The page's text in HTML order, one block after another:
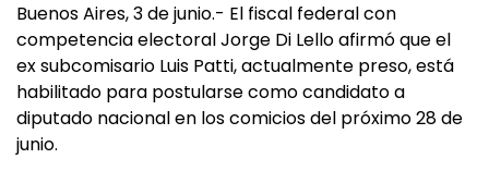
Buenos Aires, 3 de junio.- El fiscal federal con
competencia electoral Jorge Di Lello afirmó que el
ex subcomisario Luis Patti, actualmente preso, está
habilitado para postularse como candidato a
diputado nacional en los comicios del próximo 28 de
junio.